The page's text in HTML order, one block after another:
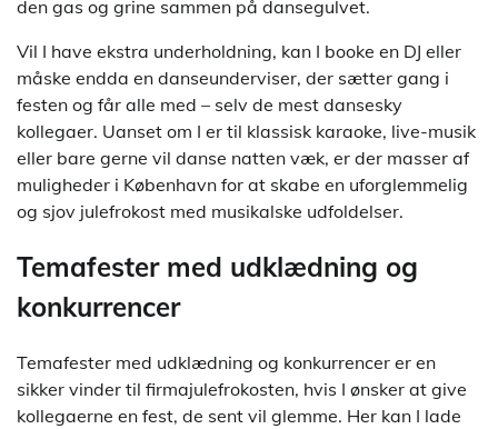
den gas og grine sammen på dansegulvet.
Vil I have ekstra underholdning, kan I booke en DJ eller
måske endda en danseunderviser, der sætter gang i
festen og får alle med – selv de mest dansesky
kollegaer. Uanset om I er til klassisk karaoke, live-musik
eller bare gerne vil danse natten væk, er der masser af
muligheder i København for at skabe en uforglemmelig
og sjov julefrokost med musikalske udfoldelser.
Temafester med udklædning og
konkurrencer
Temafester med udklædning og konkurrencer er en
sikker vinder til firmajulefrokosten, hvis I ønsker at give
kollegaerne en fest, de sent vil glemme. Her kan I lade